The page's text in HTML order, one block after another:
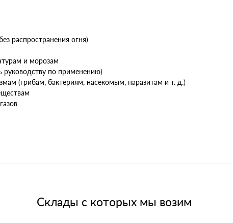
распространения огня)
и морозам
руководству по применению)
(грибам, бактериям, насекомым, паразитам и т. д.)
Склады с которых мы возим